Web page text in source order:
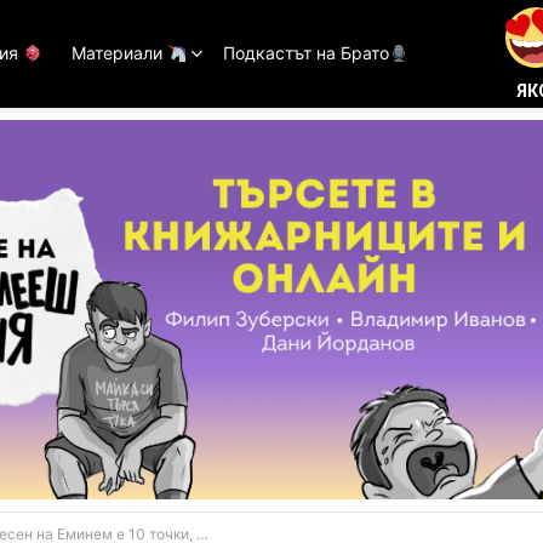
Материали Подкастът на Брато
е 10 точки, брато! Глей къв е луд (ВИДЕО)